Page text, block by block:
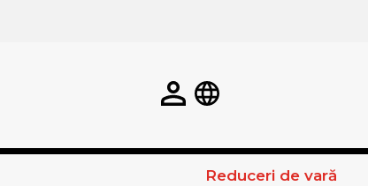
Reduceri de vară